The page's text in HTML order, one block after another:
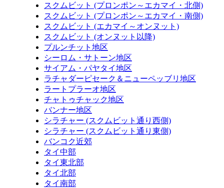
スクムビット (プロンポン～エカマイ・北側)
スクムビット (プロンポン～エカマイ・南側)
スクムビット (エカマイ～オンヌット)
スクムビット (オンヌット以降)
プルンチット地区
シーロム・サトーン地区
サイアム・パヤタイ地区
ラチャダーピセーク＆ニューペッブリ地区
ラートプラーオ地区
チャトゥチャック地区
バンナー地区
シラチャー (スクムビット通り西側)
シラチャー (スクムビット通り東側)
バンコク近郊
タイ中部
タイ東北部
タイ北部
タイ南部